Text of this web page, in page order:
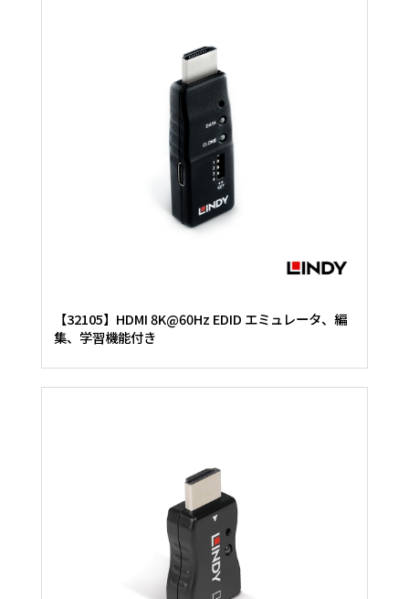
【32105】HDMI 8K@60Hz EDID エミュレータ、編
集、学習機能付き